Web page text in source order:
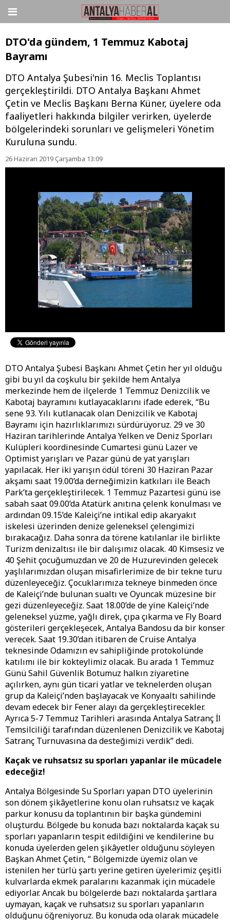
DTO'da gündem, 1 Temmuz Kabotaj
Bayramı
DTO Antalya Şubesi'nin 16. Meclis Toplantısı
gerçekleştirildi. DTO Antalya Başkanı Ahmet
Çetin ve Meclis Başkanı Berna Küner, üyelere oda
faaliyetleri hakkında bilgiler verirken, üyelerde
bölgelerindeki sorunları ve gelişmeleri Yönetim
Kuruluna sundu.
26 Haziran 2019 Çarşamba 13:09
DTO Antalya Şubesi Başkanı Ahmet Çetin her yıl olduğu
gibi bu yıl da coşkulu bir şekilde hem Antalya
merkezinde hem de ilçelerde 1 Temmuz Denizcilik ve
Kabotaj bayramını kutlayacaklarını ifade ederek, “Bu
sene 93. Yılı kutlanacak olan Denizcilik ve Kabotaj
Bayramı için hazırlıklarımızı sürdürüyoruz. 29 ve 30
Haziran tarihlerinde Antalya Yelken ve Deniz Sporları
Kulüpleri koordinesinde Cumartesi günü Lazer ve
Optimist yarışları ve Pazar günü de yat yarışları
yapılacak. Her iki yarışın ödül töreni 30 Haziran Pazar
akşamı saat 19.00’da derneğimizin katkıları ile Beach
Park’ta gerçekleştirilecek. 1 Temmuz Pazartesi günü ise
sabah saat 09.00’da Atatürk anıtına çelenk konulması ve
ardından 09.15’de Kaleiçi’ne intikal edip akaryakıt
iskelesi üzerinden denize geleneksel çelengimizi
bırakacağız. Daha sonra da törene katılanlar ile birlikte
Turizm denizaltısı ile bir dalışımız olacak. 40 Kimsesiz ve
40 Şehit çocuğumuzdan ve 20 de Huzurevinden gelecek
yaşlılarımızdan oluşan misafirlerimize de bir tekne turu
düzenleyeceğiz. Çocuklarımıza tekneye binmeden önce
de Kaleiçi’nde bulunan sualtı ve Oyuncak müzesine bir
gezi düzenleyeceğiz. Saat 18.00’de de yine Kaleiçi’nde
geleneksel yüzme, yağlı direk, çıpa çıkarma ve Fly Board
gösterileri gerçekleşecek, Antalya Bandosu da bir konser
verecek. Saat 19.30’dan itibaren de Cruise Antalya
teknesinde Odamızın ev sahipliğinde protokolünde
katılımı ile bir kokteylimiz olacak. Bu arada 1 Temmuz
Günü Sahil Güvenlik Botumuz halkın ziyaretine
açılırken, aynı gün ticari yatlar ve teknelerden oluşan
grup da Kaleiçi’nden başlayacak ve Konyaaltı sahilinde
devam edecek bir Fener alayı da gerçekleştirecekler.
Ayrıca 5-7 Temmuz Tarihleri arasında Antalya Satranç İl
Temsilciliği tarafından düzenlenen Denizcilik ve Kabotaj
Satranç Turnuvasına da desteğimizi verdik” dedi.
Kaçak ve ruhsatsız su sporları yapanlar ile mücadele
edeceğiz!
Antalya Bölgesinde Su Sporları yapan DTO üyelerinin
son dönem şikâyetlerine konu olan ruhsatsız ve kaçak
parkur konusu da toplantının bir başka gündemini
oluşturdu. Bölgede bu konuda bazı noktalarda kaçak su
sporları yapanların tespit edildiğini ve kendilerine bu
konuda üyelerden gelen şikâyetler olduğunu söyleyen
Başkan Ahmet Çetin, “ Bölgemizde üyemiz olan ve
istenilen her türlü şartı yerine getiren üyelerimiz çeşitli
kulvarlarda ekmek paralarını kazanmak için mücadele
ediyorlar. Ancak bu bölgelerde bazı noktalarda şartlara
uymayan, kaçak ve ruhsatsız su sporları yapanların
olduğunu öğreniyoruz. Bu konuda oda olarak mücadele